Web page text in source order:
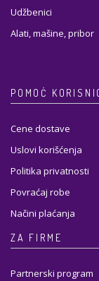
Udžbenici
Alati, mašine, pribor
POMOĆ
Cene dostave
Uslovi korišćenja
Politika privatnosti
Povraćaj robe
Načini plaćanja
ZA FIRME
Partnerski program